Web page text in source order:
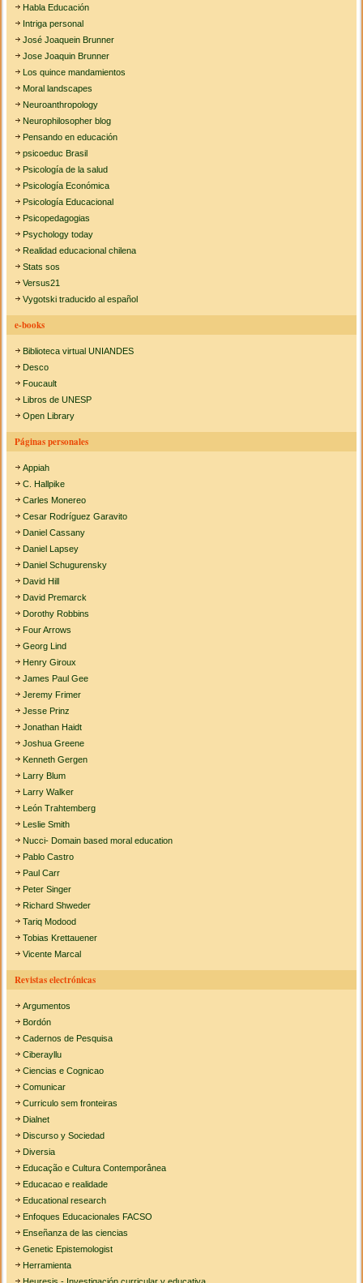
Habla Educación
Intriga personal
José Joaquein Brunner
Jose Joaquin Brunner
Los quince mandamientos
Moral landscapes
Neuroanthropology
Neurophilosopher blog
Pensando en educación
psicoeduc Brasil
Psicología de la salud
Psicología Económica
Psicología Educacional
Psicopedagogias
Psychology today
Realidad educacional chilena
Stats sos
Versus21
Vygotski traducido al español
e-books
Biblioteca virtual UNIANDES
Desco
Foucault
Libros de UNESP
Open Library
Páginas personales
Appiah
C. Hallpike
Carles Monereo
Cesar Rodríguez Garavito
Daniel Cassany
Daniel Lapsey
Daniel Schugurensky
David Hill
David Premarck
Dorothy Robbins
Four Arrows
Georg Lind
Henry Giroux
James Paul Gee
Jeremy Frimer
Jesse Prinz
Jonathan Haidt
Joshua Greene
Kenneth Gergen
Larry Blum
Larry Walker
León Trahtemberg
Leslie Smith
Nucci- Domain based moral education
Pablo Castro
Paul Carr
Peter Singer
Richard Shweder
Tariq Modood
Tobias Krettauener
Vicente Marcal
Revistas electrónicas
Argumentos
Bordón
Cadernos de Pesquisa
Ciberayllu
Ciencias e Cognicao
Comunicar
Curriculo sem fronteiras
Dialnet
Discurso y Sociedad
Diversia
Educação e Cultura Contemporânea
Educacao e realidade
Educational research
Enfoques Educacionales FACSO
Enseñanza de las ciencias
Genetic Epistemologist
Herramienta